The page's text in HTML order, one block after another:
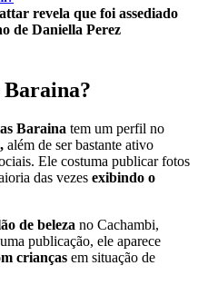
revela que foi assediado
de Daniella Perez
Baraina?
Baraina tem um perfil no
além de ser bastante ativo
Ele costuma publicar fotos
das vezes exibindo o
de beleza no Cachambi,
publicação, ele aparece
crianças em situação de